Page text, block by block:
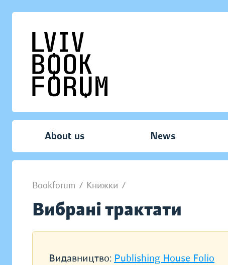
About us News
Bookforum / Книжки /
Вибрані трактати
Видавництво: Publishing House Folio